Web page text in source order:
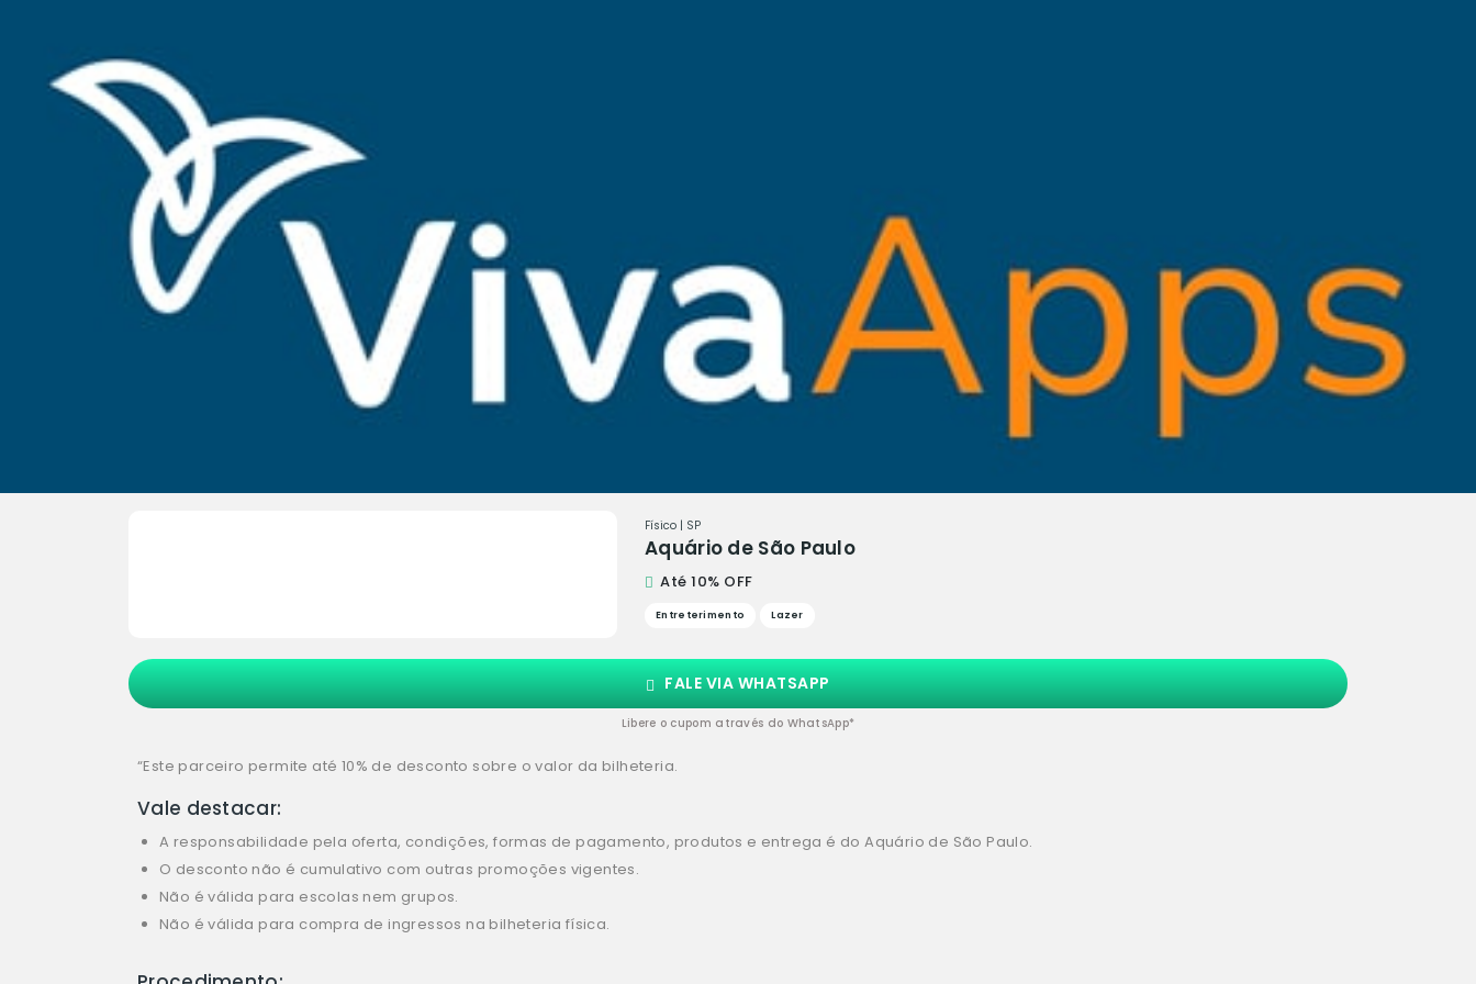
Físico | SP
Aquário de São Paulo
Até 10% OFF
Entreterimento Lazer
FALE VIA WHATSAPP
Libere o cupom através do WhatsApp*
“Este parceiro permite até 10% de desconto sobre o valor da bilheteria.
Vale destacar:
A responsabilidade pela oferta, condições, formas de pagamento, produtos e entrega é do Aquário de São Paulo.
O desconto não é cumulativo com outras promoções vigentes.
Não é válida para escolas nem grupos.
Não é válida para compra de ingressos na bilheteria física.